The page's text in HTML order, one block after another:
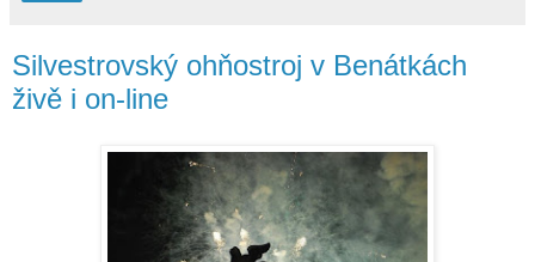
Silvestrovský ohňostroj v Benátkách
živě i on-line